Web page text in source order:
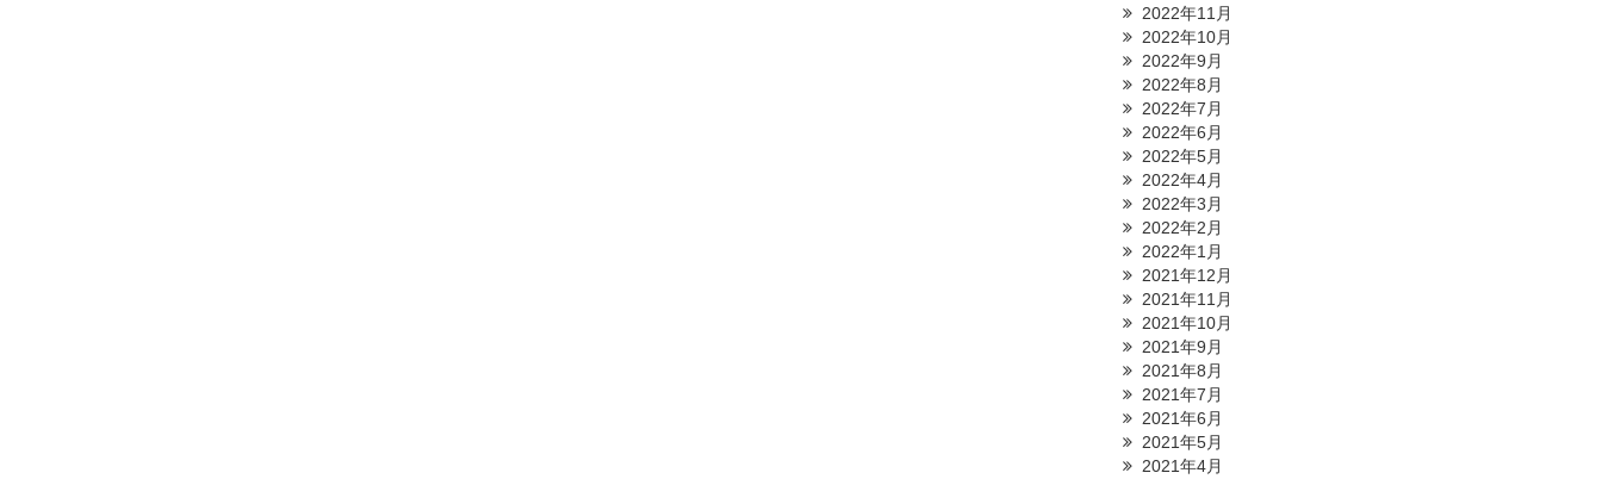
2022年11月
2022年10月
2022年9月
2022年8月
2022年7月
2022年6月
2022年5月
2022年4月
2022年3月
2022年2月
2022年1月
2021年12月
2021年11月
2021年10月
2021年9月
2021年8月
2021年7月
2021年6月
2021年5月
2021年4月